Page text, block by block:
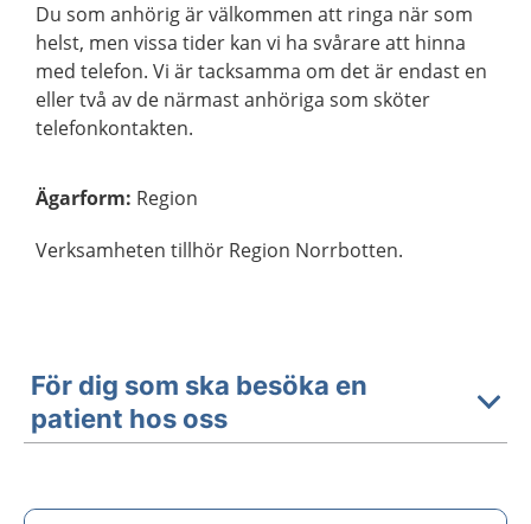
Du som anhörig är välkommen att ringa när som
helst, men vissa tider kan vi ha svårare att hinna
med telefon. Vi är tacksamma om det är endast en
eller två av de närmast anhöriga som sköter
telefonkontakten.
Ägarform: Region
Verksamheten tillhör Region Norrbotten.
För dig som ska besöka en
patient hos oss